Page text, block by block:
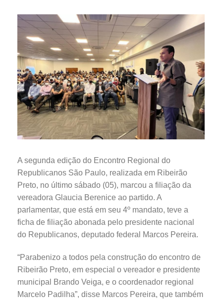
A segunda edição do Encontro Regional do
Republicanos São Paulo, realizada em Ribeirão
Preto, no último sábado (05), marcou a filiação da
vereadora Glaucia Berenice ao partido. A
parlamentar, que está em seu 4º mandato, teve a
ficha de filiação abonada pelo presidente nacional
do Republicanos, deputado federal Marcos Pereira.
“Parabenizo a todos pela construção do encontro de
Ribeirão Preto, em especial o vereador e presidente
municipal Brando Veiga, e o coordenador regional
Marcelo Padilha”, disse Marcos Pereira, que também